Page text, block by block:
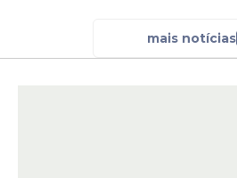
mais notícias